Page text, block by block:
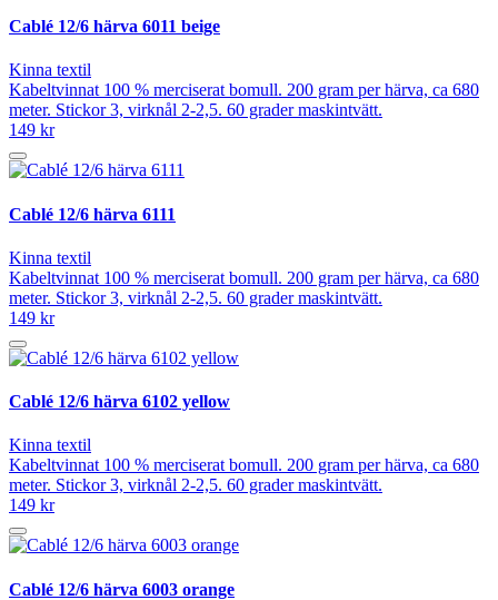
Cablé 12/6 härva 6011 beige
Kinna textil
Kabeltvinnat 100 % merciserat bomull. 200 gram per härva, ca 680
meter. Stickor 3, virknål 2-2,5. 60 grader maskintvätt.
149 kr
Cablé 12/6 härva 6111
Kinna textil
Kabeltvinnat 100 % merciserat bomull. 200 gram per härva, ca 680
meter. Stickor 3, virknål 2-2,5. 60 grader maskintvätt.
149 kr
Cablé 12/6 härva 6102 yellow
Kinna textil
Kabeltvinnat 100 % merciserat bomull. 200 gram per härva, ca 680
meter. Stickor 3, virknål 2-2,5. 60 grader maskintvätt.
149 kr
Cablé 12/6 härva 6003 orange